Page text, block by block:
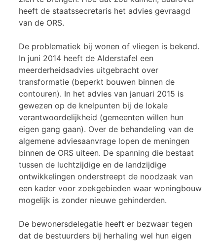
heeft de staatssecretaris het advies gevraagd
van de ORS.
De problematiek bij wonen of vliegen is bekend.
In juni 2014 heeft de Alderstafel een
meerderheidsadvies uitgebracht over
transformatie (beperkt bouwen binnen de
contouren). In het advies van januari 2015 is
gewezen op de knelpunten bij de lokale
verantwoordelijkheid (gemeenten willen hun
eigen gang gaan). Over de behandeling van de
algemene adviesaanvrage lopen de meningen
binnen de ORS uiteen. De spanning die bestaat
tussen de luchtzijdige en de landzijdige
ontwikkelingen onderstreept de noodzaak van
een kader voor zoekgebieden waar woningbouw
mogelijk is zonder nieuwe gehinderden.
De bewonersdelegatie heeft er bezwaar tegen
dat de bestuurders bij herhaling wel hun eigen